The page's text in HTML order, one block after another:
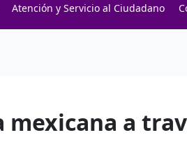
Atención y Servicio al Ciudadano
a